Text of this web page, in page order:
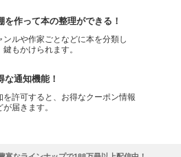
を作って本の整理ができる！
ンルや作家ごとなどに本を分類し
鍵もかけられます。
な通知機能！
を許可すると、お得なクーポン情報
届きます。